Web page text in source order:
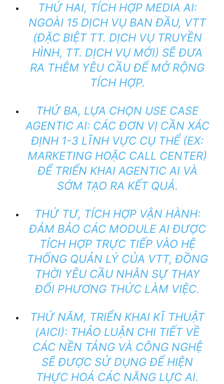
THỨ HAI, TÍCH HỢP MEDIA AI:
NGOÀI 15 DỊCH VỤ BAN ĐẦU, VTT
(ĐẶC BIỆT TT. DỊCH VỤ TRUYỀN
HÌNH, TT. DỊCH VỤ MỚI) SẼ ĐƯA
RA THÊM YÊU CẦU ĐỂ MỞ RỘNG
TÍCH HỢP.
THỨ BA, LỰA CHỌN USE CASE
AGENTIC AI: CÁC ĐƠN VỊ CẦN XÁC
ĐỊNH 1-3 LĨNH VỰC CỤ THỂ (EX:
MARKETING HOẶC CALL CENTER)
ĐỂ TRIỂN KHAI AGENTIC AI VÀ
SỚM TẠO RA KẾT QUẢ.
THỨ TƯ, TÍCH HỢP VẬN HÀNH:
ĐẢM BẢO CÁC MODULE AI ĐƯỢC
TÍCH HỢP TRỰC TIẾP VÀO HỆ
THỐNG QUẢN LÝ CỦA VTT, ĐỒNG
THỜI YÊU CẦU NHÂN SỰ THAY
ĐỔI PHƯƠNG THỨC LÀM VIỆC.
THỨ NĂM, TRIỂN KHAI KĨ THUẬT
(AICI): THẢO LUẬN CHI TIẾT VỀ
CÁC NỀN TẢNG VÀ CÔNG NGHỆ
SẼ ĐƯỢC SỬ DỤNG ĐỂ HIỆN
THỰC HOÁ CÁC NĂNG LỰC AI.